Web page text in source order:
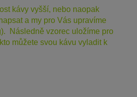
kávy vyšší, nebo naopak
a my pro Vás upravíme
Následně vzorec uložíme pro
můžete svou kávu vyladit k